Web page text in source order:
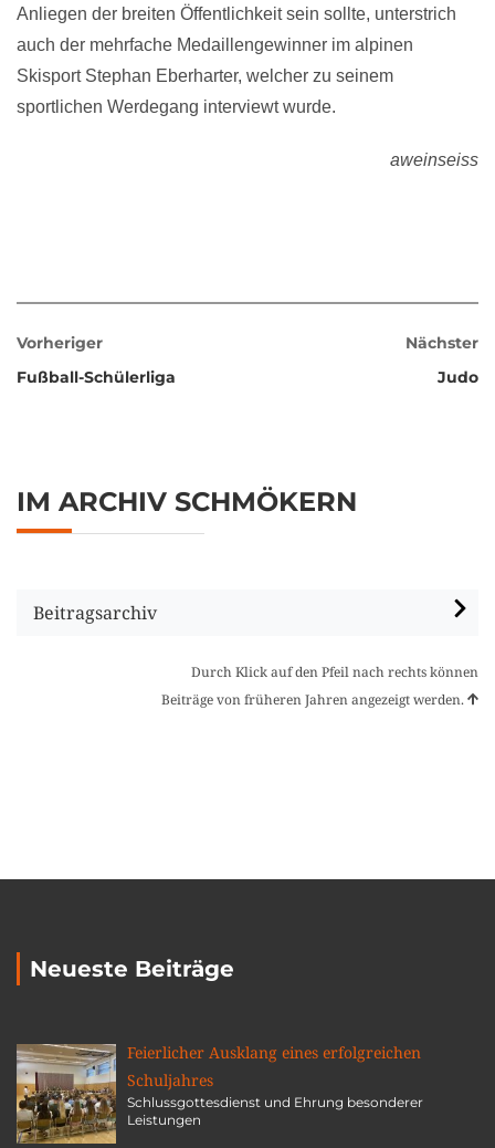
Anliegen der breiten Öffentlichkeit sein sollte, unterstrich
auch der mehrfache Medaillengewinner im alpinen
Skisport Stephan Eberharter, welcher zu seinem
sportlichen Werdegang interviewt wurde.
aweinseiss
Vorheriger
Fußball-Schülerliga
Nächster
Judo
IM ARCHIV SCHMÖKERN
Beitragsarchiv
Durch Klick auf den Pfeil nach rechts können
Beiträge von früheren Jahren angezeigt werden.
Neueste Beiträge
Feierlicher Ausklang eines erfolgreichen
Schuljahres
Schlussgottesdienst und Ehrung besonderer
Leistungen